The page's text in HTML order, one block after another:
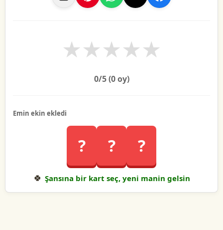
★
★
★
★
★
0/5 (0oy)
Emin ekin ekledi
? ? ?
🍀 Şansına bir kart seç, yeni manin gelsin